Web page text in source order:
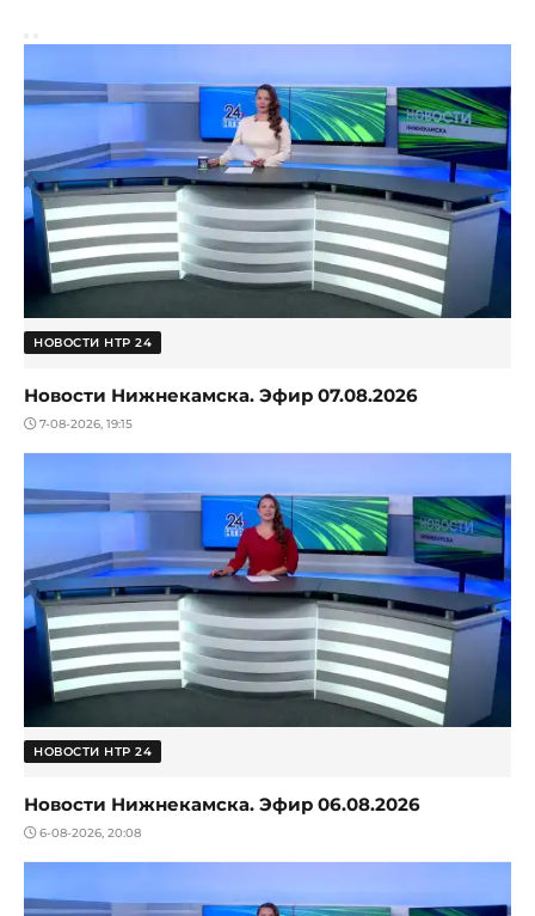
НОВОСТИ НТР 24
Новости Нижнекамска. Эфир 07.08.2026
7-08-2026, 19:15
НОВОСТИ НТР 24
Новости Нижнекамска. Эфир 06.08.2026
6-08-2026, 20:08